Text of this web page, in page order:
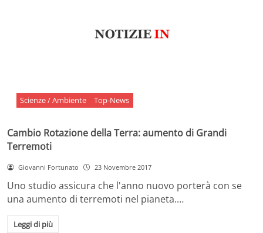
Scienze / Ambiente Top-News
Cambio Rotazione della Terra: aumento di Grandi
Terremoti
Giovanni Fortunato 23 Novembre 2017
Uno studio assicura che l'anno nuovo porterà con se
una aumento di terremoti nel pianeta.…
Leggi di più